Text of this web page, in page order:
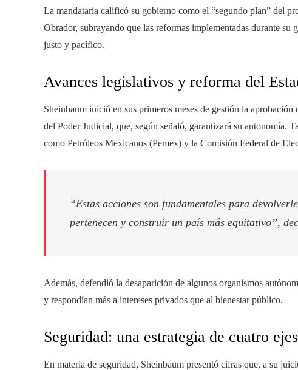
La mandataria calificó su gobierno como el “segundo plan” del
Obrador, subrayando que las reformas implementadas durante
justo y pacífico.
Avances legislativos y reforma del
Sheinbaum inició en sus primeros meses de gestión la
del Poder Judicial, que, según señaló, garantizará su autonomía.
como Petróleos Mexicanos (Pemex) y la Comisión Federal de
“Estas acciones son fundamentales para
pertenecen y construir un país más equitativo”,
Además, defendió la desaparición de algunos organismos
y respondían más a intereses privados que al bienestar público.
Seguridad: una estrategia de cuatro ejes
En materia de seguridad, Sheinbaum presentó cifras que, a su